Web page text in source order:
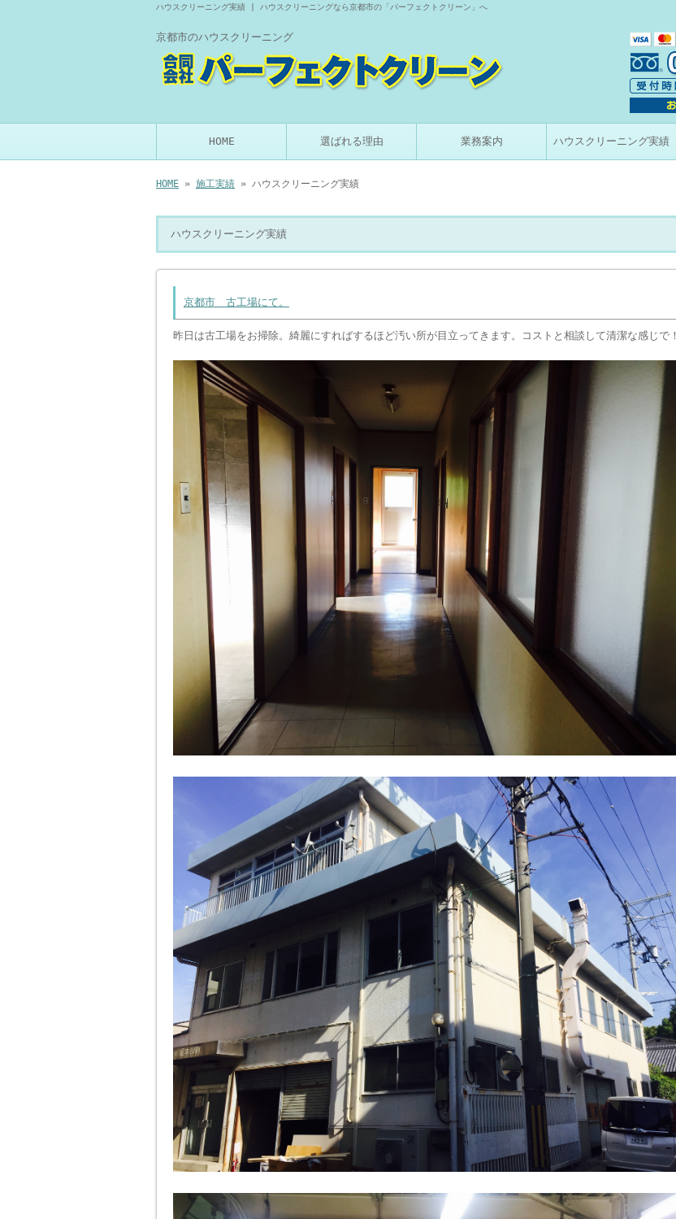
ハウスクリーニング実績 | ハウスクリーニングなら京都市の「パーフェクトクリーン」へ
京都市のハウスクリーニング
HOME 選ばれる理由 業務案内 ハウスクリーニング実績
HOME » 施工実績 » ハウスクリーニング実績
ハウスクリーニング実績
京都市 古工場にて。
昨日は古工場をお掃除。綺麗にすればするほど汚い所が目立ってきます。コストと相談して清潔な感じで！